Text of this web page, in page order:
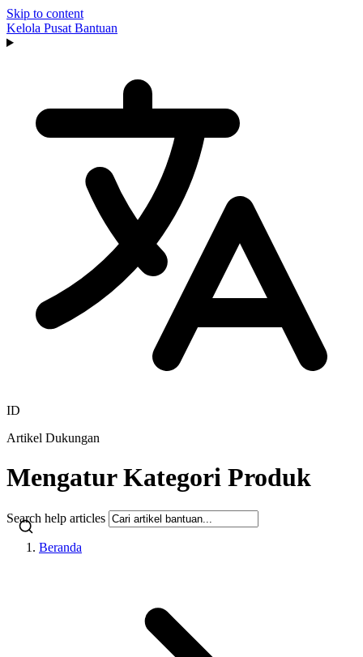
Skip to content
Kelola Pusat Bantuan
ID
Artikel Dukungan
Mengatur Kategori Produk
Search help articles
Beranda